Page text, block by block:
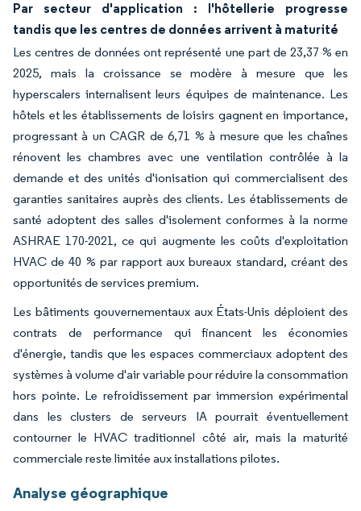
Par secteur d'application : l'hôtellerie progresse
tandis que les centres de données arrivent à maturité
Les centres de données ont représenté une part de 23,37 % en
2025, mais la croissance se modère à mesure que les
hyperscalers internalisent leurs équipes de maintenance. Les
hôtels et les établissements de loisirs gagnent en importance,
progressant à un CAGR de 6,71 % à mesure que les chaînes
rénovent les chambres avec une ventilation contrôlée à la
demande et des unités d'ionisation qui commercialisent des
garanties sanitaires auprès des clients. Les établissements de
santé adoptent des salles d'isolement conformes à la norme
ASHRAE 170-2021, ce qui augmente les coûts d'exploitation
HVAC de 40 % par rapport aux bureaux standard, créant des
opportunités de services premium.
Les bâtiments gouvernementaux aux États-Unis déploient des
contrats de performance qui financent les économies
d'énergie, tandis que les espaces commerciaux adoptent des
systèmes à volume d'air variable pour réduire la consommation
hors pointe. Le refroidissement par immersion expérimental
dans les clusters de serveurs IA pourrait éventuellement
contourner le HVAC traditionnel côté air, mais la maturité
commerciale reste limitée aux installations pilotes.
Analyse géographique